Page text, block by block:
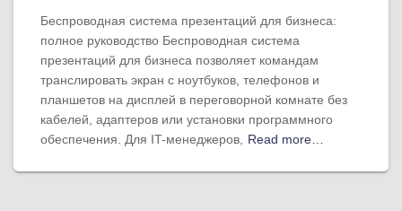
Беспроводная система презентаций для бизнеса:
полное руководство Беспроводная система
презентаций для бизнеса позволяет командам
транслировать экран с ноутбуков, телефонов и
планшетов на дисплей в переговорной комнате без
кабелей, адаптеров или установки программного
обеспечения. Для IT-менеджеров,
Read more…